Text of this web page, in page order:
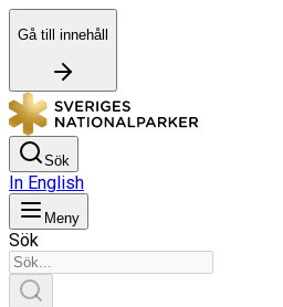
Gå till innehåll
Sök
In English
Meny
Sök